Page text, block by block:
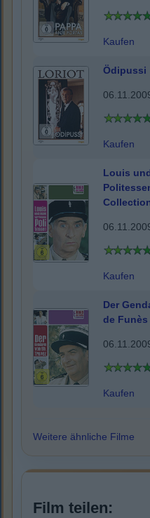
Kaufen
Ödipussi
Kaufen
Louis
Kaufen
Der
de
Kaufen
Weitere ähnliche Filme
Film teilen: